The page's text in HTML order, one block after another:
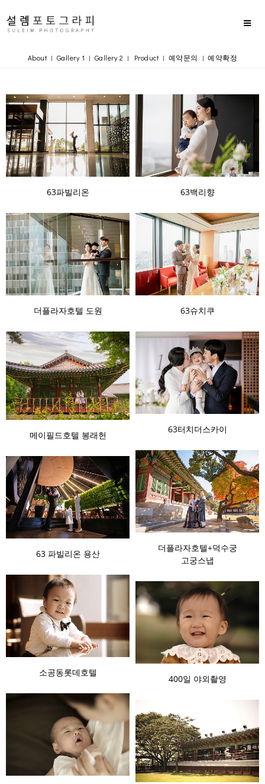
About | Gallery 1 | Gallery 2 | Product | 예약문의 | 예약확정
63파빌리온 63백리향
더플라자호텔 도원 63슈치쿠
메이필드호텔 봉래헌
63터치더스카이
더플라자호텔+덕수궁
고궁스냅
63 파빌리온 용산
소공동롯데호텔
400일 야외촬영